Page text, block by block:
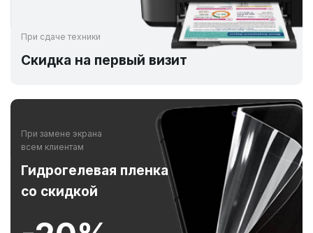
При сдаче техники
Скидка на первый визит
При замене экрана
всем клиентам
Гидрогелевая пленка
со скидкой